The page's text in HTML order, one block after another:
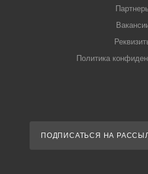
Политика
ПОДПИСАТЬСЯ НА